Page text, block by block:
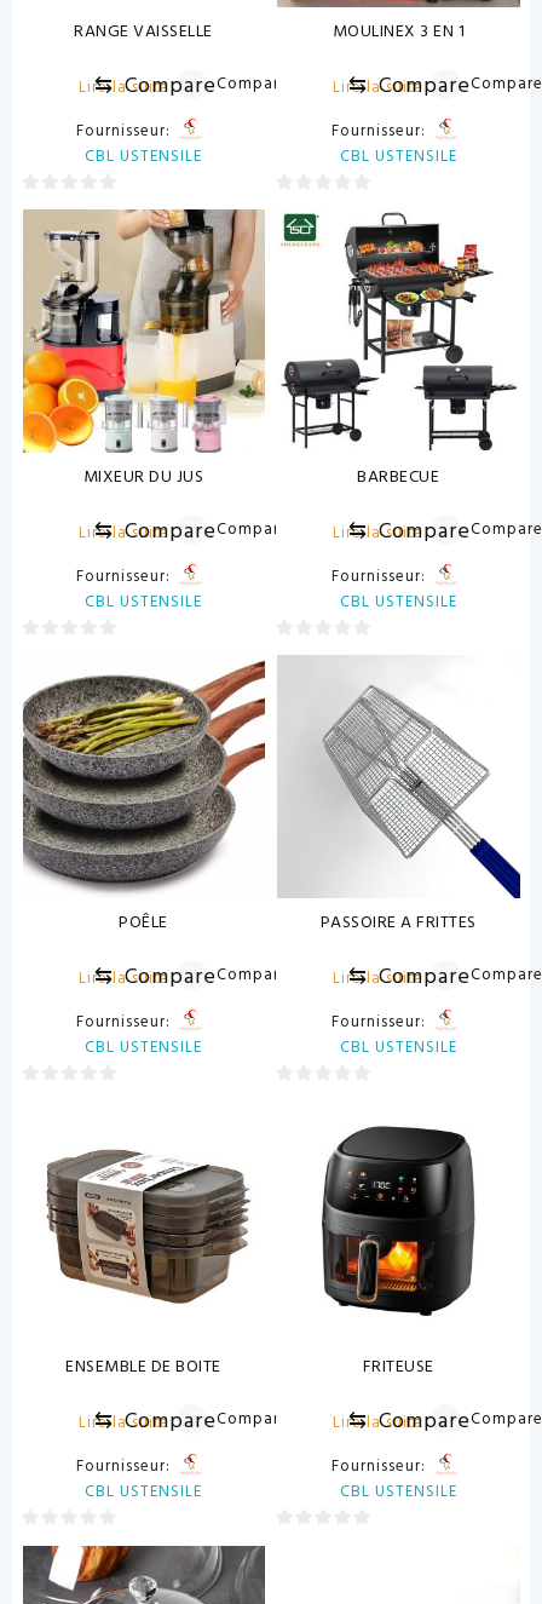
RANGE VAISSELLE
Lire la suite
⇆ CompareCompare
Fournisseur:
CBL USTENSILE
0
sur
MOULINEX 3 EN 1
Lire la suite
⇆ Compare
Fournisseur:
CBL USTENSILE
sur
MIXEUR DU JUS
Lire la suite
⇆ CompareCompare
Fournisseur:
CBL USTENSILE
5
BARBECUE
Lire la suite
⇆ Compare
Fournisseur:
CBL USTENSILE
0
POÊLE
Lire la suite
⇆ CompareCompare
Fournisseur:
CBL USTENSILE
PASSOIRE A FRITTES
Lire la suite
⇆ Compare
Fournisseur:
CBL USTENSILE
ENSEMBLE DE BOITE
Lire la suite
⇆ CompareCompare
Fournisseur:
CBL USTENSILE
0
FRITEUSE
Lire la suite
⇆ Compare
Fournisseur:
CBL USTENSILE